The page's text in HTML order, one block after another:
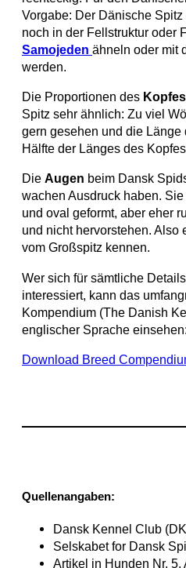
Vorgabe: Der Dänische
noch in der Fellstruktur oder
Samojeden ähneln oder mit
werden.
Die Proportionen des Kopfes
Spitz sehr ähnlich: Zu viel
gern gesehen und die Länge
Hälfte der Länges des
Die Augen beim Dansk
wachen Ausdruck haben.
und oval geformt, aber eher
und nicht hervorstehen. Also
vom Großspitz kennen.
Wer sich für sämtliche
interessiert, kann das
Kompendium (The Danish
englischer Sprache einsehen:
Download Breed
Quellenangaben:
Dansk Kennel Club
Selskabet for Dansk
Artikel in Hunden Nr. 5,